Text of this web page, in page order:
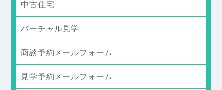
中古住宅
バーチャル見学
商談予約メールフォーム
見学予約メールフォーム